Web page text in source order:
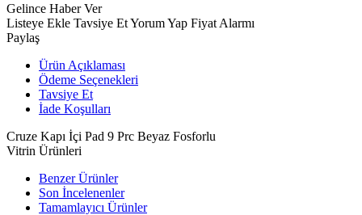
Gelince Haber Ver
Listeye Ekle Tavsiye EtYorum Yap Fiyat Alarmı
Paylaş
Ürün Açıklaması
Ödeme Seçenekleri
Tavsiye Et
İade Koşulları
Cruze Kapı İçi Pad 9 Prc Beyaz Fosforlu
Vitrin Ürünleri
Benzer Ürünler
Son İncelenenler
Tamamlayıcı Ürünler